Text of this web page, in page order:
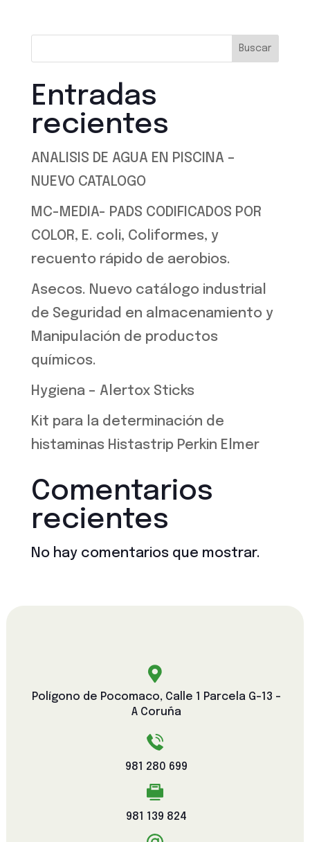
Buscar
Entradas
recientes
ANALISIS DE AGUA EN PISCINA –
NUEVO CATALOGO
MC-MEDIA- PADS CODIFICADOS POR
COLOR, E. coli, Coliformes, y
recuento rápido de aerobios.
Asecos. Nuevo catálogo industrial
de Seguridad en almacenamiento y
Manipulación de productos
químicos.
Hygiena – Alertox Sticks
Kit para la determinación de
histaminas Histastrip Perkin Elmer
Comentarios
recientes
No hay comentarios que mostrar.

Polígono de Pocomaco, Calle 1 Parcela G-13 -
A Coruña
981 280 699
981 139 824